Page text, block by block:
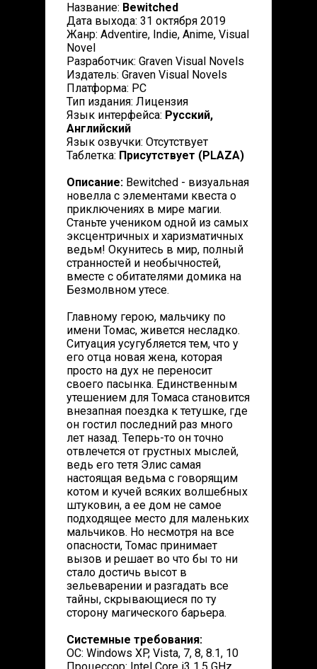
Название: Bewitched
Дата выхода: 31 октября 2019
Жанр: Adventire, Indie, Anime, Visual
Novel
Разработчик: Graven Visual Novels
Издатель: Graven Visual Novels
Платформа: PC
Тип издания: Лицензия
Язык интерфейса: Русский,
Английский
Язык озвучки: Отсутствует
Таблетка: Присутствует (PLAZA)
Описание: Bewitched - визуальная
новелла с элементами квеста о
приключениях в мире магии.
Станьте учеником одной из самых
эксцентричных и харизматичных
ведьм! Окунитесь в мир, полный
странностей и необычностей,
вместе с обитателями домика на
Безмолвном утесе.
Главному герою, мальчику по
имени Томас, живется несладко.
Ситуация усугубляется тем, что у
его отца новая жена, которая
просто на дух не переносит
своего пасынка. Единственным
утешением для Томаса становится
внезапная поездка к тетушке, где
он гостил последний раз много
лет назад. Теперь-то он точно
отвлечется от грустных мыслей,
ведь его тетя Элис самая
настоящая ведьма с говорящим
котом и кучей всяких волшебных
штуковин, а ее дом не самое
подходящее место для маленьких
мальчиков. Но несмотря на все
опасности, Томас принимает
вызов и решает во что бы то ни
стало достичь высот в
зельеварении и разгадать все
тайны, скрывающиеся по ту
сторону магического барьера.
Системные требования:
ОС: Windows XP, Vista, 7, 8, 8.1, 10